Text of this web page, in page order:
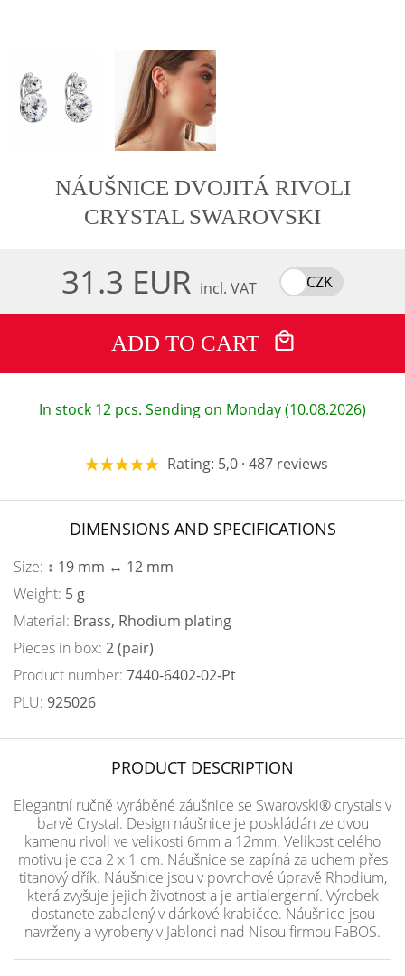
NÁUŠNICE DVOJITÁ RIVOLI
CRYSTAL SWAROVSKI
31.3 EUR incl. VAT CZK
ADD TO CART
In stock 12 pcs. Sending on Monday (10.08.2026)
Rating: 5,0 · 487 reviews
DIMENSIONS AND SPECIFICATIONS
Size: ↕ 19 mm ↔ 12 mm
Weight: 5 g
Material: Brass, Rhodium plating
Pieces in box: 2 (pair)
Product number: 7440-6402-02-Pt
PLU: 925026
PRODUCT DESCRIPTION
Elegantní ručně vyráběné záušnice se Swarovski® crystals v
barvě Crystal. Design náušnice je poskládán ze dvou
kamenu rivoli ve velikosti 6mm a 12mm. Velikost celého
motivu je cca 2 x 1 cm. Náušnice se zapíná za uchem přes
titanový dřík. Náušnice jsou v povrchové úpravě Rhodium,
která zvyšuje jejich životnost a je antialergenní. Výrobek
dostanete zabalený v dárkové krabičce. Náušnice jsou
navrženy a vyrobeny v Jablonci nad Nisou firmou FaBOS.